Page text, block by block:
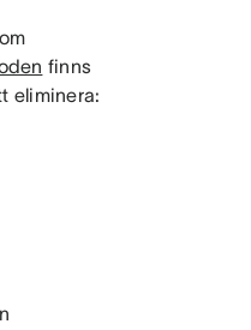
finns
eliminera: